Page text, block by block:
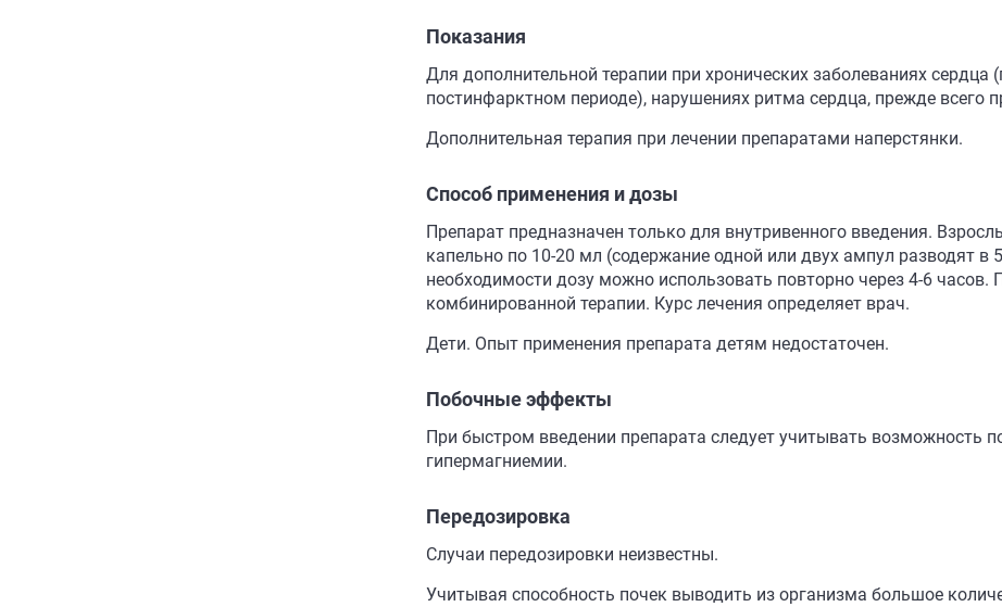
Показания
Для дополнительной терапии при хронических заболеваниях сердца
постинфарктном периоде), нарушениях ритма сердца, прежде всего
Дополнительная терапия при лечении препаратами наперстянки.
Способ применения и дозы
Препарат предназначен только для внутривенного введения.
капельно по 10-20 мл (содержание одной или двух ампул разводят в
необходимости дозу можно использовать повторно через 4-6 часов.
комбинированной терапии. Курс лечения определяет врач.
Дети. Опыт применения препарата детям недостаточен.
Побочные эффекты
При быстром введении препарата следует учитывать возможность
гипермагниемии.
Передозировка
Случаи передозировки неизвестны.
Учитывая способность почек выводить из организма большое